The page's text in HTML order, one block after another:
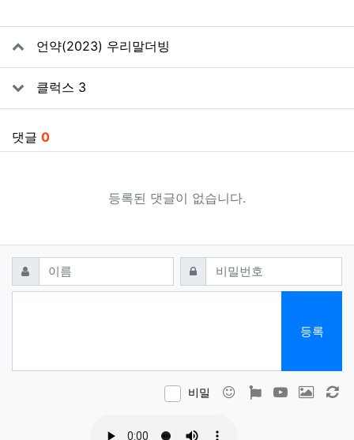
관련자료
언약(2023) 우리말더빙
클럭스 3
댓글 0
등록된 댓글이 없습니다.
댓글쓰기
이름 필수 비밀번호필수
등록
비밀 이모티콘폰트어썸
동영상 이미지